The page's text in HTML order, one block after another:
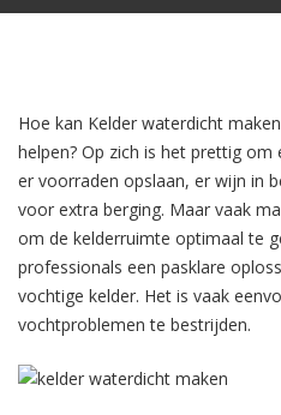
Hoe kan Kelder waterdicht
helpen? Op zich is het prettig om
er voorraden opslaan, er wijn in
voor extra berging. Maar vaak
om de kelderruimte optimaal te
professionals een pasklare
vochtige kelder. Het is vaak
vochtproblemen te bestrijden.